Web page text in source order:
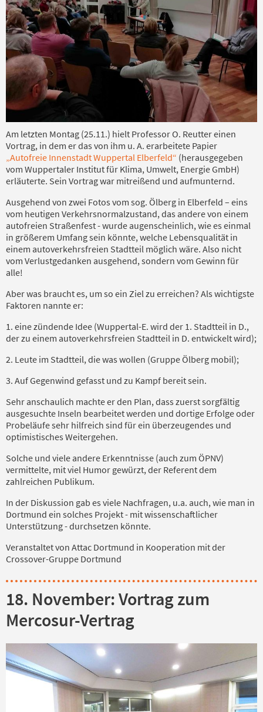
Am letzten Montag (25.11.) hielt Professor O. Reutter einen
Vortrag, in dem er das von ihm u. A. erarbeitete Papier
„Autofreie Innenstadt Wuppertal Elberfeld“ (herausgegeben
vom Wuppertaler Institut für Klima, Umwelt, Energie GmbH)
erläuterte. Sein Vortrag war mitreißend und aufmunternd.
Ausgehend von zwei Fotos vom sog. Ölberg in Elberfeld – eins
vom heutigen Verkehrsnormalzustand, das andere von einem
autofreien Straßenfest - wurde augenscheinlich, wie es einmal
in größerem Umfang sein könnte, welche Lebensqualität in
einem autoverkehrsfreien Stadtteil möglich wäre. Also nicht
vom Verlustgedanken ausgehend, sondern vom Gewinn für
alle!
Aber was braucht es, um so ein Ziel zu erreichen? Als wichtigste
Faktoren nannte er:
1. eine zündende Idee (Wuppertal-E. wird der 1. Stadtteil in D.,
der zu einem autoverkehrsfreien Stadtteil in D. entwickelt wird);
2. Leute im Stadtteil, die was wollen (Gruppe Ölberg mobil);
3. Auf Gegenwind gefasst und zu Kampf bereit sein.
Sehr anschaulich machte er den Plan, dass zuerst sorgfältig
ausgesuchte Inseln bearbeitet werden und dortige Erfolge oder
Probeläufe sehr hilfreich sind für ein überzeugendes und
optimistisches Weitergehen.
Solche und viele andere Erkenntnisse (auch zum ÖPNV)
vermittelte, mit viel Humor gewürzt, der Referent dem
zahlreichen Publikum.
In der Diskussion gab es viele Nachfragen, u.a. auch, wie man in
Dortmund ein solches Projekt - mit wissenschaftlicher
Unterstützung - durchsetzen könnte.
Veranstaltet von Attac Dortmund in Kooperation mit der
Crossover-Gruppe Dortmund
18. November: Vortrag zum
Mercosur-Vertrag